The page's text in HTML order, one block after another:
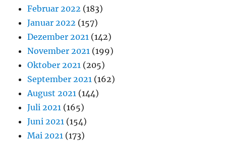
Februar 2022 (183)
Januar 2022 (157)
Dezember 2021 (142)
November 2021 (199)
Oktober 2021 (205)
September 2021 (162)
August 2021 (144)
Juli 2021 (165)
Juni 2021 (154)
Mai 2021 (173)